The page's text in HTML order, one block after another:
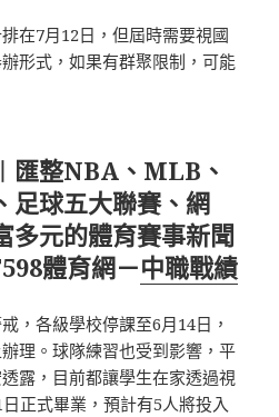
在7月12日，但屆時需要視國
形式，如果有群聚限制，可能
匯整NBA、MLB、
足球五大聯賽、網
多元的體育賽事新聞
體育網－中職戰績
，各級學校停課至6月14日，
理。球隊練習也受到影響，平
露，目前都讓學生在家透過視
正式畢業，預計有5人將投入